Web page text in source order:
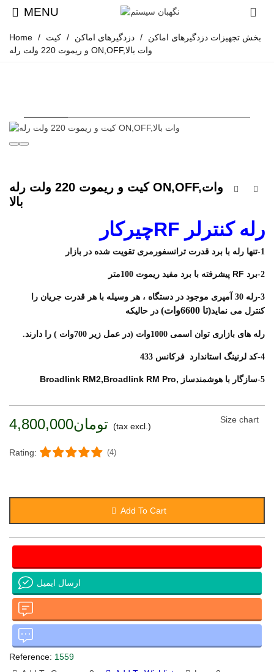
MENU
Home / بخش تجهیزات دزدگیرهای اماکن / دزدگیرهای اماکن / کیت
و ریموت 220 ولت رله ON,OFF,وات بالا
کیت و ریموت 220 ولت رله ON,OFF,وات
بالا
رله کنترلر RFچیرکار
1-تنها رله با برد قدرت ترانسفورمری تقویت شده در بازار
2-برد RF پیشرفته با برد مفید ریموت 100متر
3-رله 30 آمپری موجود در دستگاه ، هر وسیله با هر قدرت جریان را
کنترل می نماید(تا 6600وات) در حالیکه
رله های بازاری توان اسمی 1000وات (در عمل زیر 700وات ) را دارند.
4-کد لرنینگ استاندارد فرکانس 433
5-سازگار با هوشمندساز Broadlink RM2,Broadlink RM Pro,
تومان4,800,000 (tax excl.)
Rating: (4)
Size chart
Add To Cart
ارسال ایمیل
Reference: 1559